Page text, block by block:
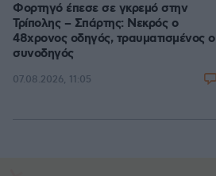
Φορτηγό έπεσε σε γκρεμό στην
Τρίπολης – Σπάρτης: Νεκρός ο
48χρονος οδηγός, τραυματισμένος ο
συνοδηγός
07.08.2026, 11:05